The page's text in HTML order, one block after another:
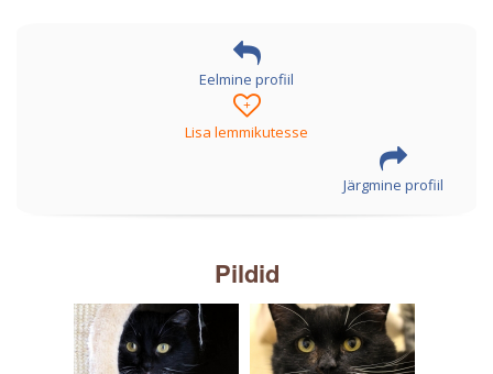
Eelmine profiil
+
Lisa lemmikutesse
Järgmine profiil
Pildid